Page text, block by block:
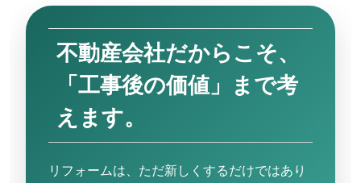
不動産会社だからこそ、
「工事後の価値」まで考
えます。
リフォームは、ただ新しくするだけではあり